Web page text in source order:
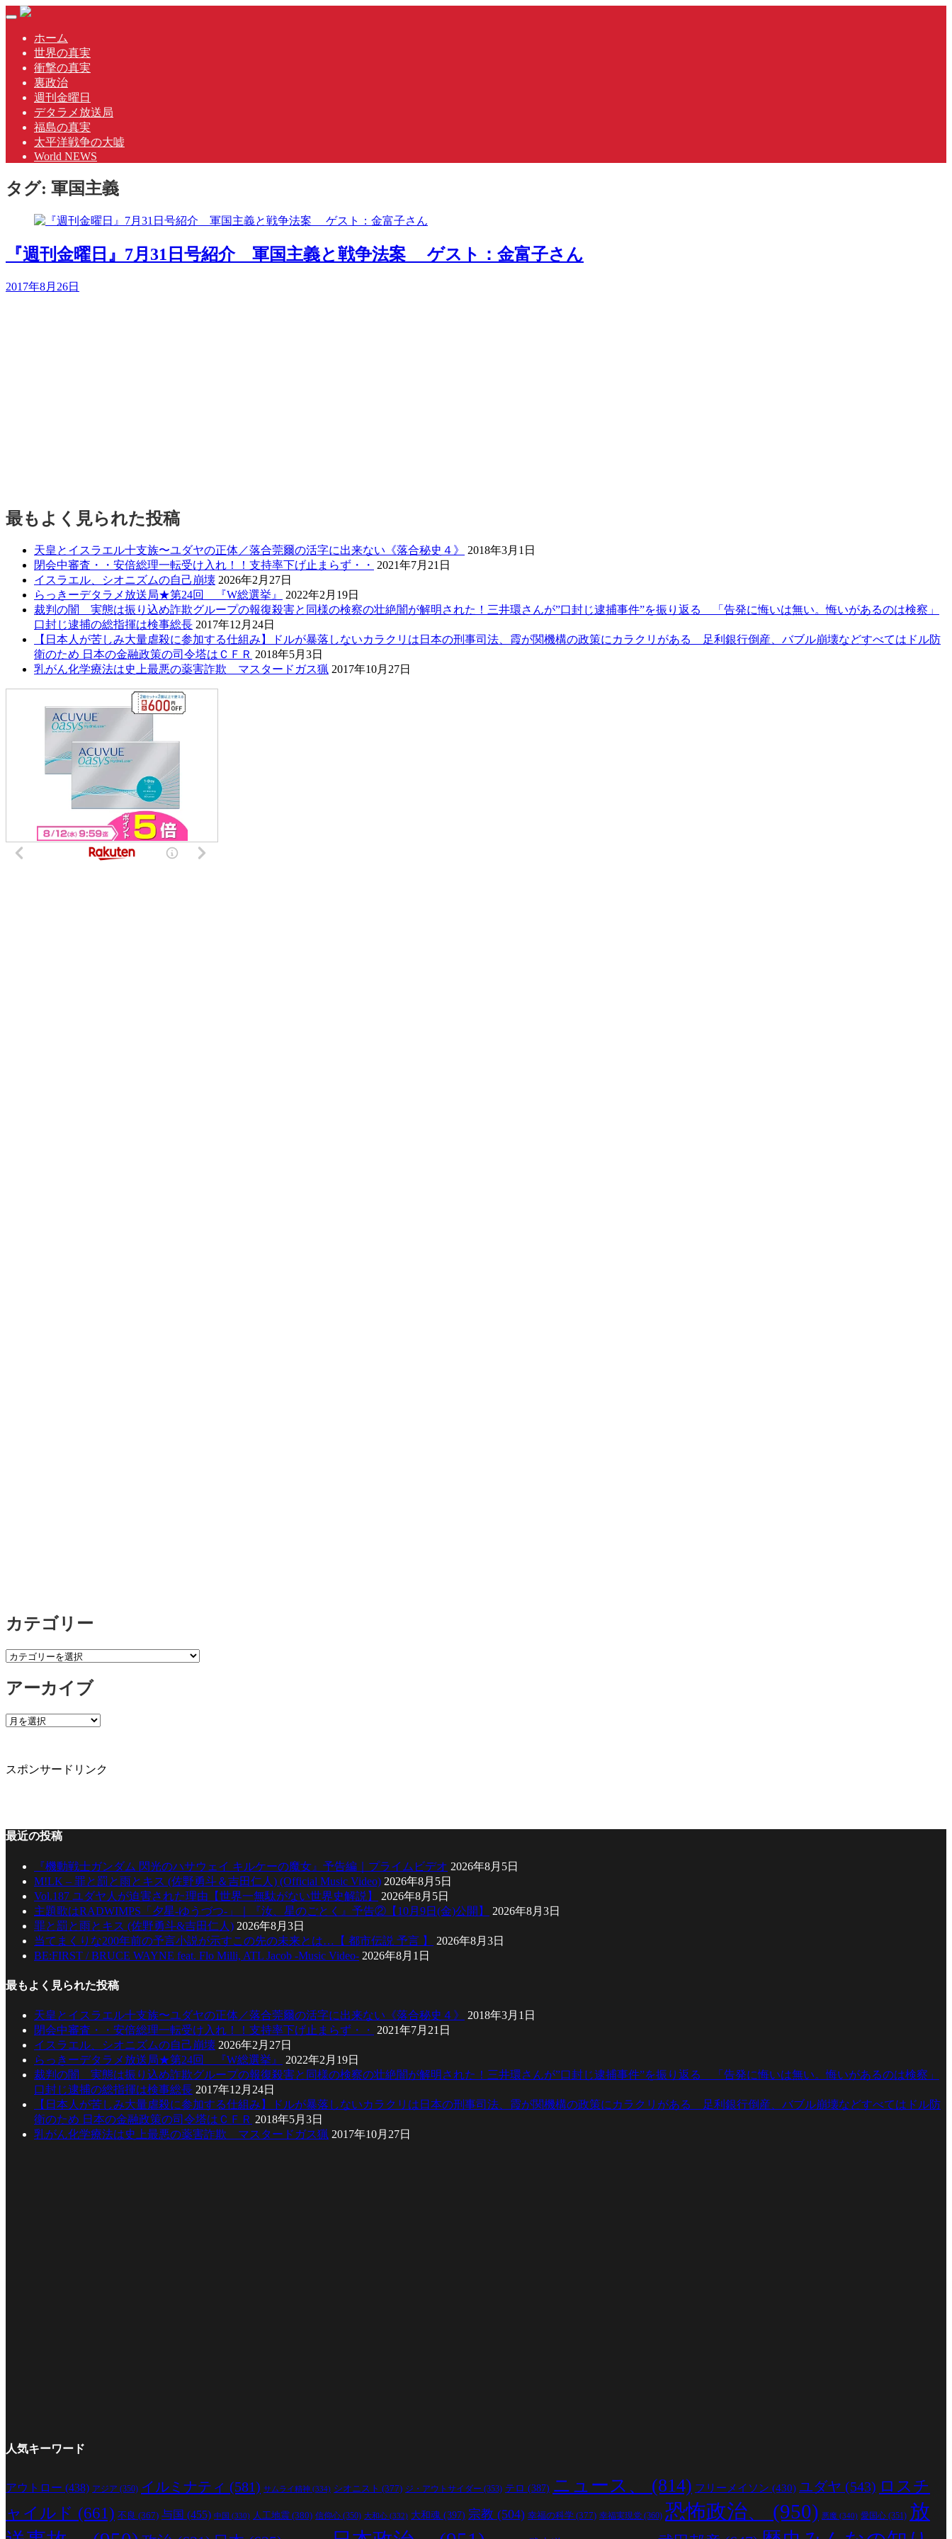
Skip
content
Toggle
navigationホーム
世界の真実
衝撃の真実
裏政治
週刊金曜日
デタラメ放送局
福島の真実
太平洋戦争の大嘘
World NEWS
タグ: 軍国主義
『週刊金曜日』7月31日号紹介 軍国主義と戦争法案 ゲスト：金富子さん
2017年8月26日
最もよく見られた投稿
天皇とイスラエル十支族〜ユダヤの正体／落合莞爾の活字に出来ない《落合秘史４》
2018年3月1日
閉会中審査・・安倍総理一転受け入れ！！支持率下げ止まらず・・ 2021年7月21日
イスラエル、シオニズムの自己崩壊 2026年2月27日
らっきーデタラメ放送局★第24回 『W総選挙』
2022年2月19日
裁判の闇 実態は振り込め詐欺グループの報復殺害と同様の検察の壮絶闇が解明された！三井環さんが”口封じ逮捕事件”を振り返る 「告発に悔いは無い。悔いがあるのは検察」
口封じ逮捕の総指揮は検事総長 2017年12月24日
【日本人が苦しみ大量虐殺に参加する仕組み】ドルが暴落しないカラクリは日本の刑事司法、霞が関機構の政策にカラクリがある 足利銀行倒産、バブル崩壊などすべてはドル防
衛のため 日本の金融政策の司令塔はＣＦＲ 2018年5月3日
乳がん化学療法は史上最悪の薬害詐欺 マスタードガス猟 2017年10月27日
カテゴリー
カ
ゴ
ー
アーカイブ
ア
イ
スポンサードリンク
最近の投稿
『機動戦士ガンダム 閃光のハサウェイ キルケーの魔女』予告編｜プライムビデオ 2026年8月5日
M!LK – 罪と罰と雨とキス (佐野勇斗＆吉田仁人) (Official Music Video) 2026年8月5日
Vol.187 ユダヤ人が迫害された理由【世界一無駄がない世界史解説】
2026年8月5日
主題歌はRADWIMPS「夕星-ゆうづつ-」｜『汝、星のごとく』予告②【10月9日(金)公開】
2026年8月3日
罪と罰と雨とキス (佐野勇斗&吉田仁人) 2026年8月3日
当てまくりな200年前の予言小説が示すこの先の未来とは…【 都市伝説 予言 】
2026年8月3日
BE:FIRST / BRUCE WAYNE feat. Flo Milli, ATL Jacob -Music Video- 2026年8月1日
最もよく見られた投稿
天皇とイスラエル十支族〜ユダヤの正体／落合莞爾の活字に出来ない《落合秘史４》
2018年3月1日
閉会中審査・・安倍総理一転受け入れ！！支持率下げ止まらず・・
2021年7月21日
イスラエル、シオニズムの自己崩壊 2026年2月27日
らっきーデタラメ放送局★第24回 『W総選挙』
2022年2月19日
裁判の闇 実態は振り込め詐欺グループの報復殺害と同様の検察の壮絶闇が解明された！三井環さんが”口封じ逮捕事件”を振り返る 「告発に悔いは無い。悔いがあるのは検察」
口封じ逮捕の総指揮は検事総長 2017年12月24日
【日本人が苦しみ大量虐殺に参加する仕組み】ドルが暴落しないカラクリは日本の刑事司法、霞が関機構の政策にカラクリがある 足利銀行倒産、バブル崩壊などすべてはドル防
衛のため 日本の金融政策の司令塔はＣＦＲ 2018年5月3日
乳がん化学療法は史上最悪の薬害詐欺 マスタードガス猟 2017年10月27日
人気キーワード
アウトロー (438) アジア (350) イルミナティ (581) サムライ精神 (334) シオニスト (377) ジ・アウトサイダー (353) テロ (387) ニュース、 (814) フリーメイソン (430) ユダヤ (543) ロスチ
ャイルド (661) 不良 (367) 与国 (455) 中国 (330) 人工地震 (380) 信仰心 (350) 大和心 (332) 大和魂 (397) 宗教 (504) 幸福の科学 (377) 幸福実現党 (360) 恐怖政治、 (950) 悪魔 (340) 愛国心 (351) 放